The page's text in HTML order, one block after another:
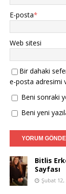
E-posta*
Web sitesi
Bir dahaki
e-posta adresimi
Beni sonraki
Beni yeni
Bitlis
Sayfası
Şubat 12,